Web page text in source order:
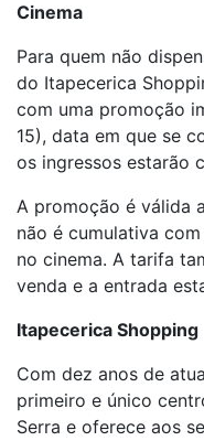
Cinema
Para quem não
do Itapecerica
com uma promoção
15), data em que se
os ingressos estarão
A promoção é válida
não é cumulativa
no cinema. A tarifa
venda e a entrada
Itapecerica Shopping
Com dez anos de
primeiro e único
Serra e oferece aos